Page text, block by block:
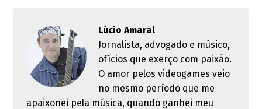
Lúcio Amaral
Jornalista, advogado e músico,
ofícios que exerço com paixão.
O amor pelos videogames veio
no mesmo período que me
apaixonei pela música, quando ganhei meu